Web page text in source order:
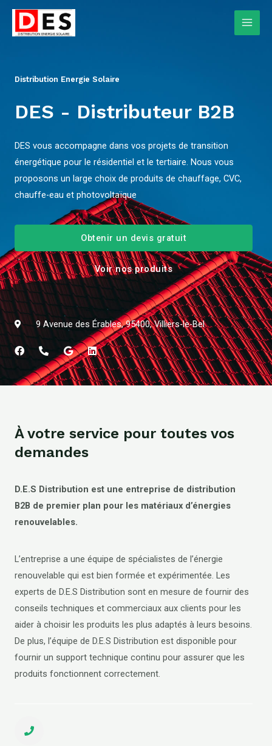
Distribution Energie Solaire
DES - Distributeur B2B
DES vous accompagne dans vos projets de transition
énergétique pour le résidentiel et le tertiaire. Nous vous
proposons un large choix de produits de chauffage, CVC,
chauffe-eau et photovoltaïque
Obtenir un devis gratuit
Voir nos produits
9 Avenue des Érables, 95400, Villiers-le-Bel
À votre service pour toutes vos
demandes
D.E.S Distribution est une entreprise de distribution
B2B de premier plan pour les matériaux d’énergies
renouvelables.
L’entreprise a une équipe de spécialistes de l’énergie
renouvelable qui est bien formée et expérimentée. Les
experts de D.E.S Distribution sont en mesure de fournir des
conseils techniques et commerciaux aux clients pour les
aider à choisir les produits les plus adaptés à leurs besoins.
De plus, l’équipe de D.E.S Distribution est disponible pour
fournir un support technique continu pour assurer que les
produits fonctionnent correctement.